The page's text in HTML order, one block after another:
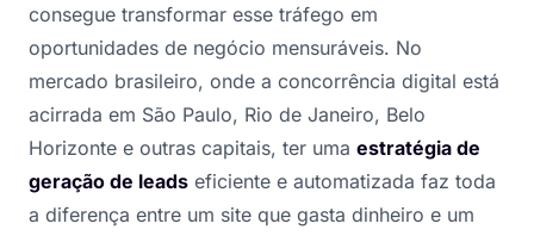
consegue transformar esse tráfego em
oportunidades de negócio mensuráveis. No
mercado brasileiro, onde a concorrência digital está
acirrada em São Paulo, Rio de Janeiro, Belo
Horizonte e outras capitais, ter uma estratégia de
geração de leads eficiente e automatizada faz toda
a diferença entre um site que gasta dinheiro e um